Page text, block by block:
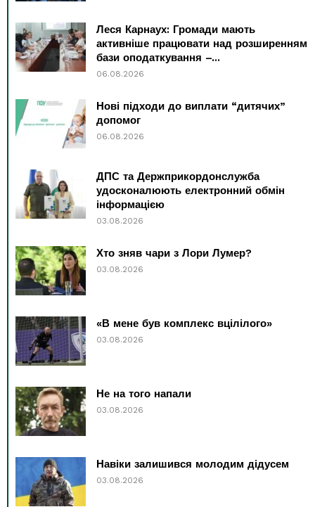
Леся Карнаух: Громади мають
активніше працювати над розширенням
бази оподаткування –...
06.08.2026
Нові підходи до виплати “дитячих”
допомог
06.08.2026
ДПС та Держприкордонслужба
удосконалюють електронний обмін
інформацією
03.08.2026
Хто зняв чари з Лори Лумер?
03.08.2026
«В мене був комплекс вцілілого»
03.08.2026
Не на того напали
03.08.2026
Навіки залишився молодим дідусем
03.08.2026